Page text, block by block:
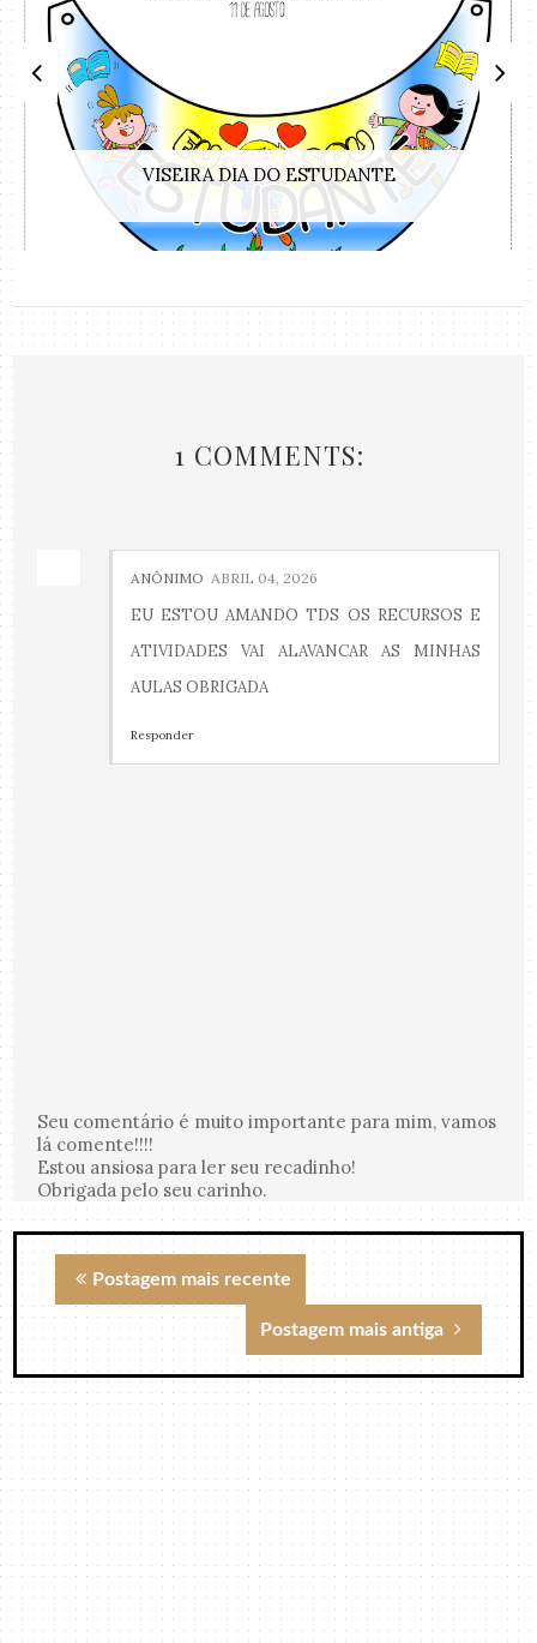
VISEIRA DIA DO ESTUDANTE
1 COMMENTS:
ANÔNIMO ABRIL 04, 2026
EU ESTOU AMANDO TDS OS RECURSOS E
ATIVIDADES VAI ALAVANCAR AS MINHAS
AULAS OBRIGADA
Responder
Seu comentário é muito importante para mim, vamos
lá comente!!!!
Estou ansiosa para ler seu recadinho!
Obrigada pelo seu carinho.
Postagem mais recente
Postagem mais antiga